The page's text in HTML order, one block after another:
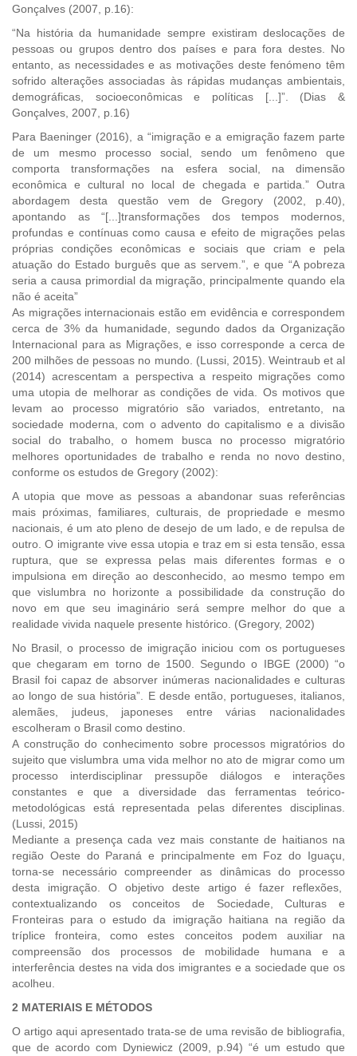
Gonçalves (2007, p.16):
“Na história da humanidade sempre existiram deslocações de
pessoas ou grupos dentro dos países e para fora destes. No
entanto, as necessidades e as motivações deste fenómeno têm
sofrido alterações associadas às rápidas mudanças ambientais,
demográficas, socioeconômicas e políticas [...]”. (Dias &
Gonçalves, 2007, p.16)
Para Baeninger (2016), a “imigração e a emigração fazem parte
de um mesmo processo social, sendo um fenômeno que
comporta transformações na esfera social, na dimensão
econômica e cultural no local de chegada e partida.” Outra
abordagem desta questão vem de Gregory (2002, p.40),
apontando as “[...]transformações dos tempos modernos,
profundas e contínuas como causa e efeito de migrações pelas
próprias condições econômicas e sociais que criam e pela
atuação do Estado burguês que as servem.”, e que “A pobreza
seria a causa primordial da migração, principalmente quando ela
não é aceita”
As migrações internacionais estão em evidência e correspondem
cerca de 3% da humanidade, segundo dados da Organização
Internacional para as Migrações, e isso corresponde a cerca de
200 milhões de pessoas no mundo. (Lussi, 2015). Weintraub et al
(2014) acrescentam a perspectiva a respeito migrações como
uma utopia de melhorar as condições de vida. Os motivos que
levam ao processo migratório são variados, entretanto, na
sociedade moderna, com o advento do capitalismo e a divisão
social do trabalho, o homem busca no processo migratório
melhores oportunidades de trabalho e renda no novo destino,
conforme os estudos de Gregory (2002):
A utopia que move as pessoas a abandonar suas referências
mais próximas, familiares, culturais, de propriedade e mesmo
nacionais, é um ato pleno de desejo de um lado, e de repulsa de
outro. O imigrante vive essa utopia e traz em si esta tensão, essa
ruptura, que se expressa pelas mais diferentes formas e o
impulsiona em direção ao desconhecido, ao mesmo tempo em
que vislumbra no horizonte a possibilidade da construção do
novo em que seu imaginário será sempre melhor do que a
realidade vivida naquele presente histórico. (Gregory, 2002)
No Brasil, o processo de imigração iniciou com os portugueses
que chegaram em torno de 1500. Segundo o IBGE (2000) “o
Brasil foi capaz de absorver inúmeras nacionalidades e culturas
ao longo de sua história”. E desde então, portugueses, italianos,
alemães, judeus, japoneses entre várias nacionalidades
escolheram o Brasil como destino.
A construção do conhecimento sobre processos migratórios do
sujeito que vislumbra uma vida melhor no ato de migrar como um
processo interdisciplinar pressupõe diálogos e interações
constantes e que a diversidade das ferramentas teórico-
metodológicas está representada pelas diferentes disciplinas.
(Lussi, 2015)
Mediante a presença cada vez mais constante de haitianos na
região Oeste do Paraná e principalmente em Foz do Iguaçu,
torna-se necessário compreender as dinâmicas do processo
desta imigração. O objetivo deste artigo é fazer reflexões,
contextualizando os conceitos de Sociedade, Culturas e
Fronteiras para o estudo da imigração haitiana na região da
tríplice fronteira, como estes conceitos podem auxiliar na
compreensão dos processos de mobilidade humana e a
interferência destes na vida dos imigrantes e a sociedade que os
acolheu.
2 MATERIAIS E MÉTODOS
O artigo aqui apresentado trata-se de uma revisão de bibliografia,
que de acordo com Dyniewicz (2009, p.94) “é um estudo que